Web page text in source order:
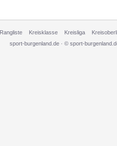
Rangliste Kreisklasse Kreisliga
sport-burgenland.de · © sport-